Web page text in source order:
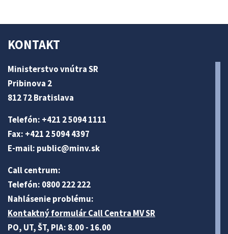
KONTAKT
Ministerstvo vnútra SR
Pribinova 2
812 72 Bratislava
Telefón: +421 2 5094 1111
Fax: +421 2 5094 4397
E-mail: public@minv.sk
Call centrum:
Telefón: 0800 222 222
Nahlásenie problému:
Kontaktný formulár Call Centra MV SR
PO, UT, ŠT, PIA: 8.00 - 16.00